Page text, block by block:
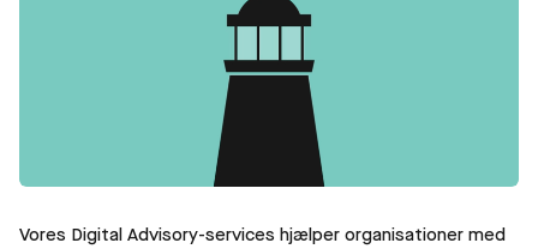
Vores Digital Advisory-services hjælper organisationer med